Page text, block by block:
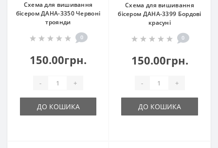
Схема для вишивання
бісером ДАНА-3350 Червоні
троянди
0
150.00грн.
- +
ДО КОШИКА
Схема для вишивання
бісером ДАНА-3399 Бордові
красуні
0
150.00грн.
- +
ДО КОШИКА